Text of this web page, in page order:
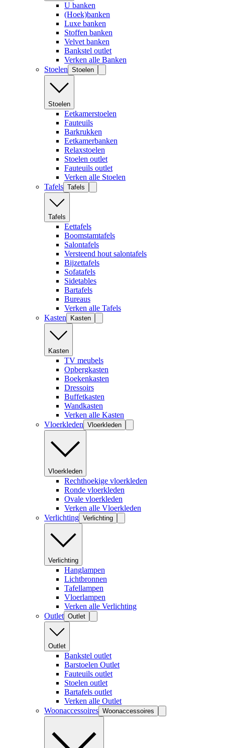
U banken
(Hoek)banken
Luxe banken
Stoffen banken
Velvet banken
Bankstel outlet
Verken alle Banken
Stoelen Stoelen
Stoelen
Eetkamerstoelen
Fauteuils
Barkrukken
Eetkamerbanken
Relaxstoelen
Stoelen outlet
Fauteuils outlet
Verken alle Stoelen
Tafels Tafels
Tafels
Eettafels
Boomstamtafels
Salontafels
Versteend hout salontafels
Bijzettafels
Sofatafels
Sidetables
Bartafels
Bureaus
Verken alle Tafels
Kasten
Kasten
Kasten
TV meubels
Opbergkasten
Boekenkasten
Dressoirs
Buffetkasten
Wandkasten
Verken alle Kasten
Vloerkleden Vloerkleden
Vloerkleden
Rechthoekige vloerkleden
Ronde vloerkleden
Ovale vloerkleden
Verken alle Vloerkleden
Verlichting Verlichting
Verlichting
Hanglampen
Lichtbronnen
Tafellampen
Vloerlampen
Verken alle Verlichting
Outlet Outlet
Outlet
Bankstel outlet
Barstoelen Outlet
Fauteuils outlet
Stoelen outlet
Bartafels outlet
Verken alle Outlet
Woonaccessoires Woonaccessoires